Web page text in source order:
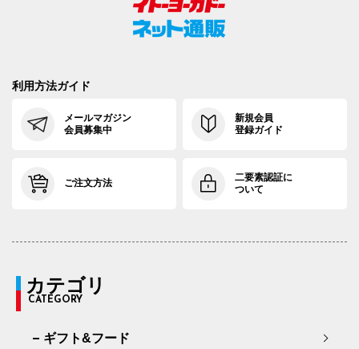
利用方法ガイド
メールマガジン
会員募集中
新規会員
登録ガイド
ご注文方法
二要素認証に
ついて
カテゴリ
CATEGORY
ギフト&フード